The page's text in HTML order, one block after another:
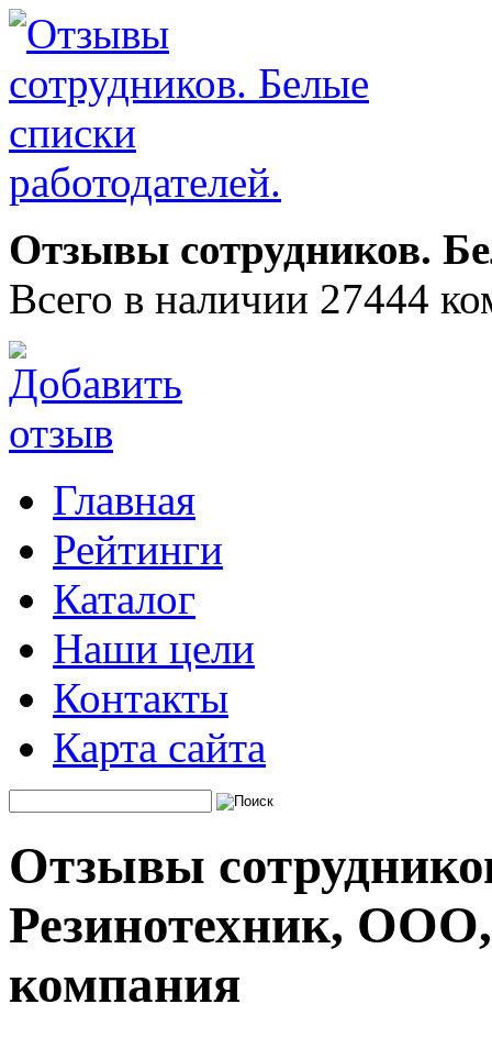
Отзывы сотрудников.
Всего в наличии 27444
Главная
Рейтинги
Каталог
Наши цели
Контакты
Карта сайта
Отзывы
Резинотехник,
компания